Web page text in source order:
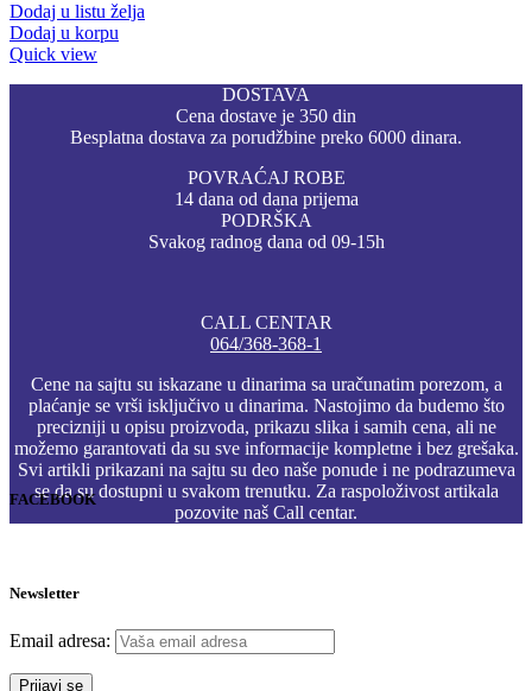
Dodaj u listu želja
Dodaj u korpu
Quick view
DOSTAVA
Cena dostave je 350 din
Besplatna dostava za porudžbine preko 6000 dinara.
POVRAĆAJ ROBE
14 dana od dana prijema
PODRŠKA
Svakog radnog dana od 09-15h
CALL CENTAR
064/368-368-1
Cene na sajtu su iskazane u dinarima sa uračunatim porezom, a
plaćanje se vrši isključivo u dinarima. Nastojimo da budemo što
precizniji u opisu proizvoda, prikazu slika i samih cena, ali ne
možemo garantovati da su sve informacije kompletne i bez grešaka.
Svi artikli prikazani na sajtu su deo naše ponude i ne podrazumeva
se da su dostupni u svakom trenutku. Za raspoloživost artikala
pozovite naš Call centar.
FACEBOOK
Newsletter
Email adresa: